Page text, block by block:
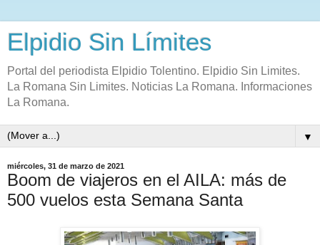
Elpidio Sin Límites
Portal del periodista Elpidio Tolentino. Elpidio Sin Limites.
La Romana Sin Limites. Noticias La Romana. Informaciones
La Romana.
▼
miércoles, 31 de marzo de 2021
Boom de viajeros en el AILA: más de
500 vuelos esta Semana Santa